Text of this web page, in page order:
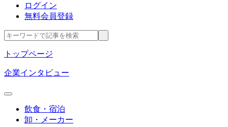
ログイン
無料会員登録
トップページ
企業インタビュー
飲食・宿泊
卸・メーカー